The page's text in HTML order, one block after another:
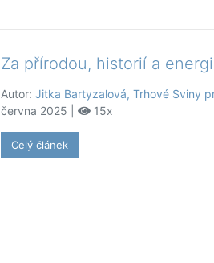
Za přírodou, historií a
Autor: Jitka Bartyzalová, Trhové Sviny
června 2025 |
15x
Celý článek